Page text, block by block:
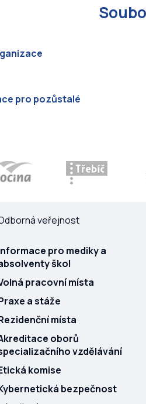
pro pozůstalé
veřejnost
pro mediky a
škol
pracovní místa
a stáže
místa
oborů
vzdělávání
komise
bezpečnost